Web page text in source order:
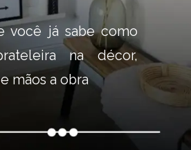
você já sabe como
na décor,
mãos a obra